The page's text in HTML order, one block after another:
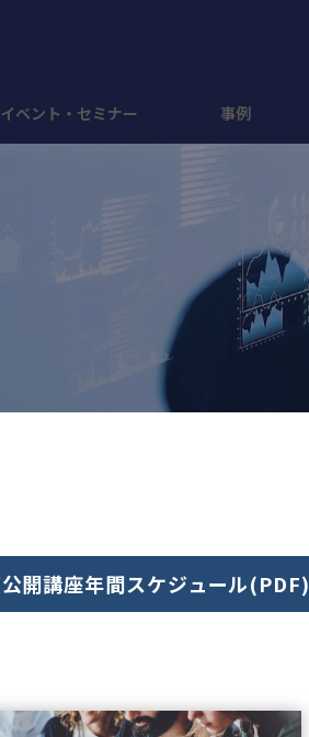
イベント・セミナー 事例
開講座年間スケジュール(PDF)